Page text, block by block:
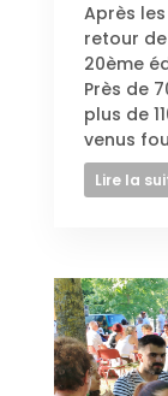
Après
retour
20ème
Près de
plus de
venus
Lire la